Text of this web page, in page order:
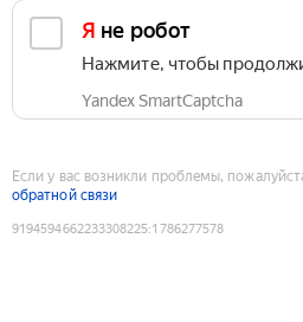
Я не робот
Нажмите, чтобы
Yandex SmartCaptcha
Если у вас возникли проблемы,
обратной связи
9194594662233308225:1786277578